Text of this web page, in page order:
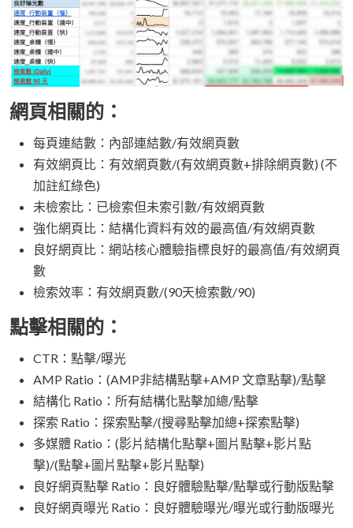
網頁相關的：
每頁連結數：內部連結數/有效網頁數
有效網頁比：有效網頁數/(有效網頁數+排除網頁數) (不
加註紅綠色)
未檢索比：已檢索但未索引數/有效網頁數
強化網頁比：結構化資料有效的最高值/有效網頁數
良好網頁比：網站核心體驗指標良好的最高值/有效網頁
數
檢索效率：有效網頁數/(90天檢索數/90)
點擊相關的：
CTR：點擊/曝光
AMP Ratio：(AMP非結構點擊+AMP 文章點擊)/點擊
結構化 Ratio：所有結構化點擊加總/點擊
探索 Ratio：探索點擊/(搜尋點擊加總+探索點擊)
多媒體 Ratio：(影片結構化點擊+圖片點擊+影片點
擊)/(點擊+圖片點擊+影片點擊)
良好網頁點擊 Ratio：良好體驗點擊/點擊或行動版點擊
良好網頁曝光 Ratio：良好體驗曝光/曝光或行動版曝光